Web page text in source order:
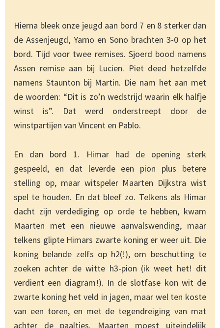
Hierna bleek onze jeugd aan bord 7 en 8 sterker dan
de Assenjeugd, Yarno en Sono brachten 3-0 op het
bord. Tijd voor twee remises. Sjoerd bood namens
Assen remise aan bij Lucien. Piet deed hetzelfde
namens Staunton bij Martin. Die nam het aan met
de woorden: “Dit is zo’n wedstrijd waarin elk halfje
winst is”. Dat werd onderstreept door de
winstpartijen van Vincent en Pablo.
En dan bord 1. Himar had de opening sterk
gespeeld, en dat leverde een pion plus betere
stelling op, maar witspeler Maarten Dijkstra wist
spel te houden. En dat bleef zo. Telkens als Himar
dacht zijn verdediging op orde te hebben, kwam
Maarten met een nieuwe aanvalswending, maar
telkens glipte Himars zwarte koning er weer uit. Die
koning belande zelfs op h2(!), om beschutting te
zoeken achter de witte h3-pion (ik weet het! dit
verdient een diagram!). In de slotfase kon wit de
zwarte koning het veld in jagen, maar wel ten koste
van een toren, en met de tegendreiging van mat
achter de paaltjes. Maarten moest uiteindelijk